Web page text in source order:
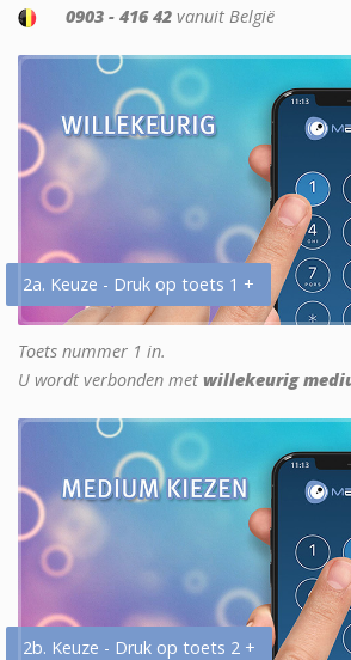
0903 - 416 42 vanuit België
2a. Keuze - Druk op toets 1 +
Toets nummer 1 in.
U wordt verbonden met willekeurig
2b. Keuze - Druk op toets 2 +